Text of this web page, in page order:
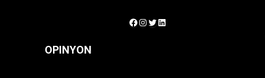
Facebook
Instagram
Twitter
LinkedIn
OPINYON